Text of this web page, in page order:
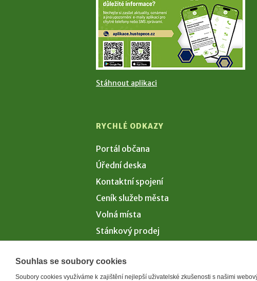
Stáhnout aplikaci
RYCHLÉ ODKAZY
Portál občana
Úřední deska
Kontaktní spojení
Ceník služeb města
Volná místa
Stánkový prodej
Souhlas se soubory cookies
Soubory cookies využíváme k zajištění nejlepší uživatelské zkušenosti s našimi